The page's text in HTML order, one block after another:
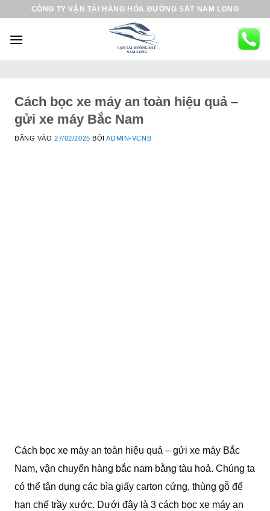
CÔNG TY VẬN TẢI HÀNG HÓA ĐƯỜNG SẮT NAM LONG
Cách bọc xe máy an toàn hiệu quả –
gửi xe máy Bắc Nam
ĐĂNG VÀO27/02/2025 BỞIADMIN-VCNB
Cách bọc xe máy an toàn hiệu quả – gửi xe máy Bắc
Nam, vận chuyển hàng bắc nam bằng tàu hoả. Chúng ta
có thể tận dụng các bìa giấy carton cứng, thùng gỗ để
hạn chế trầy xước. Dưới đây là 3 cách bọc xe máy an